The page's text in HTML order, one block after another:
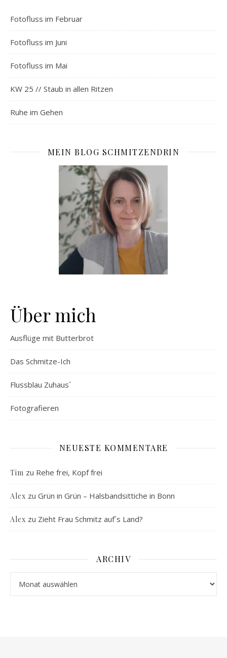
Fotofluss im Februar
Fotofluss im Juni
Fotofluss im Mai
KW 25 // Staub in allen Ritzen
Ruhe im Gehen
MEIN BLOG SCHMITZENDRIN
Über mich
Ausflüge mit Butterbrot
Das Schmitze-Ich
Flussblau Zuhaus´
Fotografieren
NEUESTE KOMMENTARE
Tim zu Rehe frei, Kopf frei
Alex zu Grün in Grün – Halsbandsittiche in Bonn
Alex zu Zieht Frau Schmitz auf´s Land?
ARCHIV